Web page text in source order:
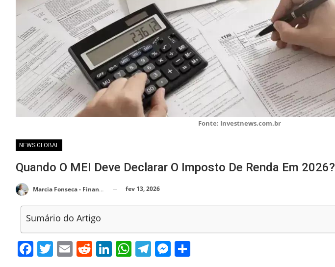
Fonte: Investnews.com.br
NEWS GLOBAL
Quando O MEI Deve Declarar O Imposto De Renda Em 2026?
Marcia Fonseca - Financial Consultant fev 13, 2026
Sumário do Artigo
Facebook
Twitter
EmailReddit
LinkedIn
WhatsApp
Telegram
Messenger